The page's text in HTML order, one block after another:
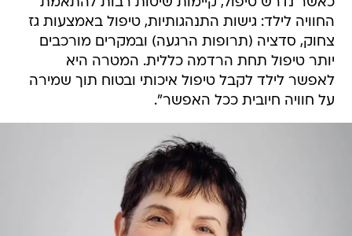
החוויה לילד: גישות התנהגותיות, טיפול באמצעות גז
צחוק, סדציה (תרופות הרגעה) ובמקרים מורכבים
יותר טיפול תחת הרדמה כללית. המטרה היא
לאפשר לילד לקבל טיפול איכותי ובטוח תוך שמירה
על חוויה חיובית ככל האפשר".